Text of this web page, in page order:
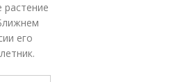
его